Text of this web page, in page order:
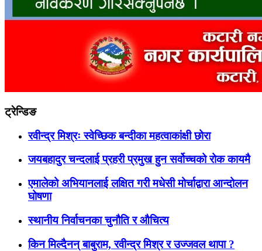
ट्रेन्डिङ
रवीन्द्र मिश्रः स्वेच्छिक बन्दीका महत्वाकांक्षी छोरा
जयबहादुर चन्दलाई प्रहरी प्रमुख हुन सर्वोच्चको रोक कायमै
एमालेको अभियानलाई लक्षित गरी मधेसी मोर्चाद्वारा आन्दोलन
घोषणा
स्थानीय निर्वाचनका चुनौति र औचित्य
किन मिल्दैनन् बाबुराम, रवीन्द्र मिश्र र उज्जवल थापा ?